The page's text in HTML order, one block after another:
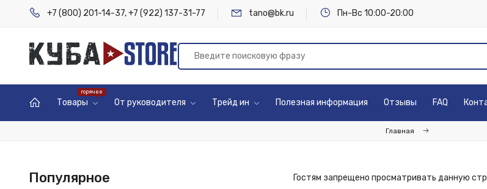
+7 (800) 201-14-37,+7 (922) 137-31-77 tano@bk.ru Пн-Вс 10:00-20:00
Товары От руководителя Трейд ин Полезная информация Отзывы FAQ
Главная
Гостям запрещено просматривать данную
Популярное